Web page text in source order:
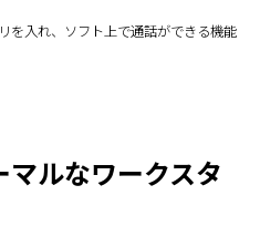
を入れ、ソフト上で通話ができる機能
ルなワークスタ